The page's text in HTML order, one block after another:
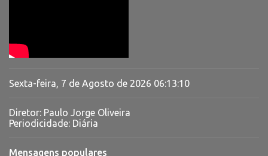
Sexta-feira, 7 de Agosto de 2026 06:13:11
Diretor: Paulo Jorge Oliveira
Periodicidade: Diária
Mensagens populares